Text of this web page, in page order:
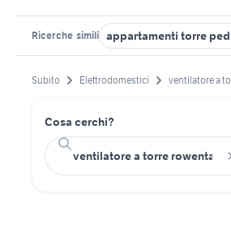
Ricerche simili appartamenti torre
Subito Elettrodomestici ventilatore a
Cosa cerchi?